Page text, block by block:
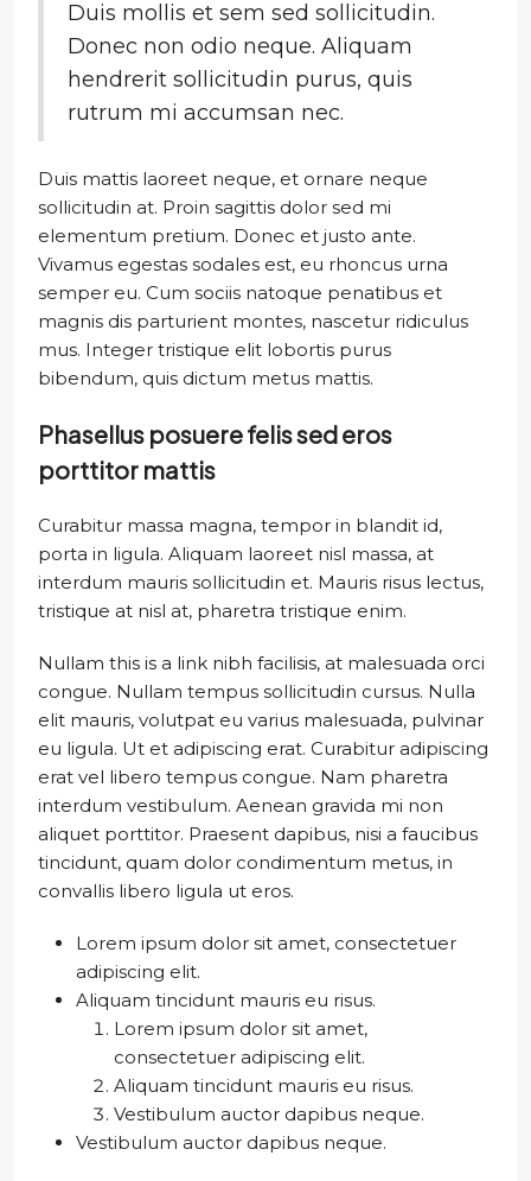
Duis mollis et sem sed sollicitudin.
Donec non odio neque. Aliquam
hendrerit sollicitudin purus, quis
rutrum mi accumsan nec.
Duis mattis laoreet neque, et ornare neque
sollicitudin at. Proin sagittis dolor sed mi
elementum pretium. Donec et justo ante.
Vivamus egestas sodales est, eu rhoncus urna
semper eu. Cum sociis natoque penatibus et
magnis dis parturient montes, nascetur ridiculus
mus. Integer tristique elit lobortis purus
bibendum, quis dictum metus mattis.
Phasellus posuere felis sed eros
porttitor mattis
Curabitur massa magna, tempor in blandit id,
porta in ligula. Aliquam laoreet nisl massa, at
interdum mauris sollicitudin et. Mauris risus lectus,
tristique at nisl at, pharetra tristique enim.
Nullam this is a link nibh facilisis, at malesuada orci
congue. Nullam tempus sollicitudin cursus. Nulla
elit mauris, volutpat eu varius malesuada, pulvinar
eu ligula. Ut et adipiscing erat. Curabitur adipiscing
erat vel libero tempus congue. Nam pharetra
interdum vestibulum. Aenean gravida mi non
aliquet porttitor. Praesent dapibus, nisi a faucibus
tincidunt, quam dolor condimentum metus, in
convallis libero ligula ut eros.
Lorem ipsum dolor sit amet, consectetuer
adipiscing elit.
Aliquam tincidunt mauris eu risus.
Lorem ipsum dolor sit amet,
consectetuer adipiscing elit.
Aliquam tincidunt mauris eu risus.
Vestibulum auctor dapibus neque.
Vestibulum auctor dapibus neque.